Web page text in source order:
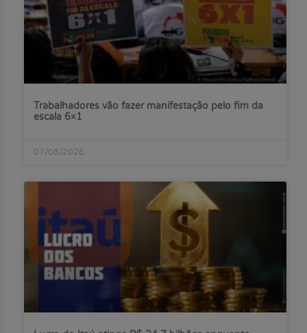
Trabalhadores vão fazer manifestação pelo fim da
escala 6×1
07/08/2026